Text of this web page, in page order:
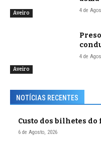
Aveiro 4 de
Aveiro
4 de
NOTÍCIAS RECENTES
Custo dos bilhetes
6 de Agosto, 2026